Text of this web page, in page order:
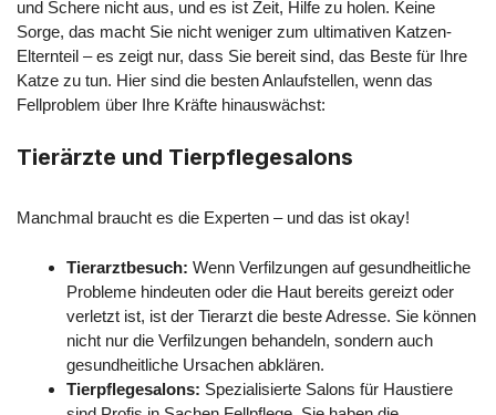
und Schere nicht aus, und es ist Zeit, Hilfe zu holen. Keine
Sorge, das macht Sie nicht weniger zum ultimativen Katzen-
Elternteil – es zeigt nur, dass Sie bereit sind, das Beste für Ihre
Katze zu tun. Hier sind die besten Anlaufstellen, wenn das
Fellproblem über Ihre Kräfte hinauswächst:
Tierärzte und Tierpflegesalons
Manchmal braucht es die Experten – und das ist okay!
Tierarztbesuch: Wenn Verfilzungen auf gesundheitliche
Probleme hindeuten oder die Haut bereits gereizt oder
verletzt ist, ist der Tierarzt die beste Adresse. Sie können
nicht nur die Verfilzungen behandeln, sondern auch
gesundheitliche Ursachen abklären.
Tierpflegesalons: Spezialisierte Salons für Haustiere